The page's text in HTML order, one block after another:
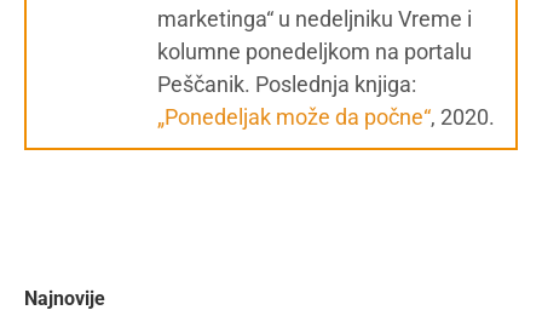
marketinga“ u nedeljniku Vreme i
kolumne ponedeljkom na portalu
Peščanik. Poslednja knjiga:
„Ponedeljak može da počne“, 2020.
Najnovije